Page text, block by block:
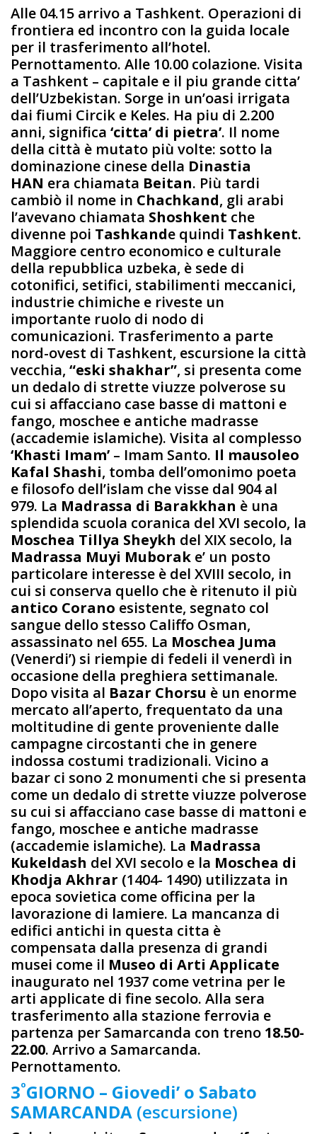
Alle 04.15 arrivo a Tashkent. Operazioni di
frontiera ed incontro con la guida locale
per il trasferimento all’hotel.
Pernottamento. Alle 10.00 colazione. Visita
a Tashkent – capitale e il piu grande citta’
dell’Uzbekistan. Sorge in un’oasi irrigata
dai fiumi Circik e Keles. Ha piu di 2.200
anni, significa ‘citta’ di pietra’. Il nome
della città è mutato più volte: sotto la
dominazione cinese della Dinastia
HAN era chiamata Beitan. Più tardi
cambiò il nome in Chachkand, gli arabi
l’avevano chiamata Shoshkent che
divenne poi Tashkande quindi Tashkent.
Maggiore centro economico e culturale
della repubblica uzbeka, è sede di
cotonifici, setifici, stabilimenti meccanici,
industrie chimiche e riveste un
importante ruolo di nodo di
comunicazioni. Trasferimento a parte
nord-ovest di Tashkent, escursione la città
vecchia, “eski shakhar”, si presenta come
un dedalo di strette viuzze polverose su
cui si affacciano case basse di mattoni e
fango, moschee e antiche madrasse
(accademie islamiche). Visita al complesso
‘Khasti Imam’ – Imam Santo. Il mausoleo
Kafal Shashi, tomba dell’omonimo poeta
e filosofo dell’islam che visse dal 904 al
979. La Madrassa di Barakkhan è una
splendida scuola coranica del XVI secolo, la
Moschea Tillya Sheykh del XIX secolo, la
Madrassa Muyi Muborak e’ un posto
particolare interesse è del XVIII secolo, in
cui si conserva quello che è ritenuto il più
antico Corano esistente, segnato col
sangue dello stesso Califfo Osman,
assassinato nel 655. La Moschea Juma
(Venerdi’) si riempie di fedeli il venerdì in
occasione della preghiera settimanale.
Dopo visita al Bazar Chorsu è un enorme
mercato all’aperto, frequentato da una
moltitudine di gente proveniente dalle
campagne circostanti che in genere
indossa costumi tradizionali. Vicino a
bazar ci sono 2 monumenti che si presenta
come un dedalo di strette viuzze polverose
su cui si affacciano case basse di mattoni e
fango, moschee e antiche madrasse
(accademie islamiche). La Madrassa
Kukeldash del XVI secolo e la Moschea di
Khodja Akhrar (1404- 1490) utilizzata in
epoca sovietica come officina per la
lavorazione di lamiere. La mancanza di
edifici antichi in questa cittа è
compensata dalla presenza di grandi
musei come il Museo di Arti Applicate
inaugurato nel 1937 come vetrina per le
arti applicate di fine secolo. Alla sera
trasferimento alla stazione ferrovia e
partenza per Samarcanda con treno 18.50-
22.00. Arrivo a Samarcanda.
Pernottamento.
3ºGIORNO – Giovedi’ o Sabato
SAMARCANDA (escursione)